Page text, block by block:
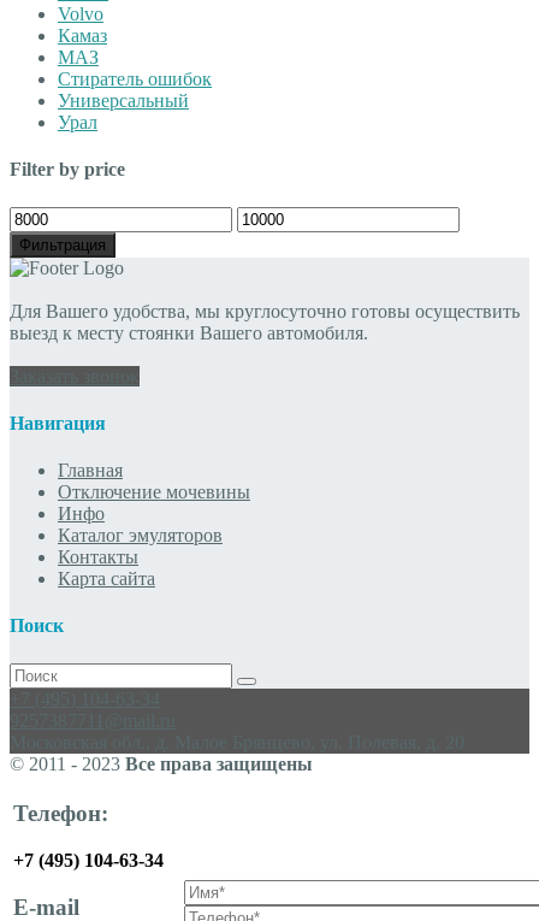
Volvo
Камаз
МАЗ
Стиратель ошибок
Универсальный
Урал
Filter by price
Минимальная
цена
Максимальная
цена
Фильтрация
Для Вашего удобства, мы круглосуточно готовы осуществить
выезд к месту стоянки Вашего автомобиля.
Навигация
Главная
Отключение мочевины
Инфо
Каталог эмуляторов
Контакты
Карта сайта
Поиск
Поиск
для:
© 2011 - 2023 Все права защищены
Телефон:
+7 (495) 104-63-34
E-mail